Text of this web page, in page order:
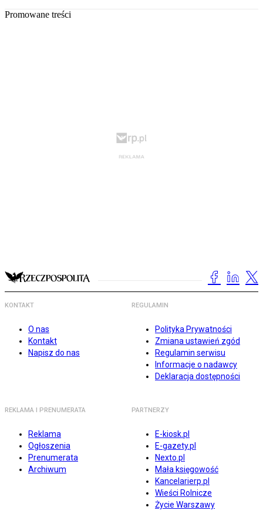
Promowane treści
KONTAKT
O nas
Kontakt
Napisz do nas
REGULAMIN
Polityka Prywatności
Zmiana ustawień zgód
Regulamin serwisu
Informacje o nadawcy
Deklaracja dostępności
REKLAMA I PRENUMERATA
Reklama
Ogłoszenia
Prenumerata
Archiwum
PARTNERZY
E-kiosk.pl
E-gazety.pl
Nexto.pl
Mała księgowość
Kancelarierp.pl
Wieści Rolnicze
Życie Warszawy